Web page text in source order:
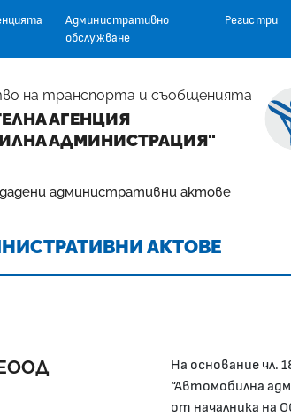
Административно
обслужване
Регистри
на транспорта и съобщенията
АГЕНЦИЯ
АДМИНИСТРАЦИЯ"
административни актове
АКТОВЕ
На основание чл.
“Автомобилна
от началника на